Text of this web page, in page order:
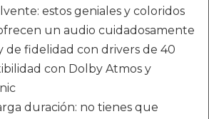
estos geniales y coloridos
un audio cuidadosamente
de fidelidad con drivers de 40
con Dolby Atmos y
duración: no tienes que